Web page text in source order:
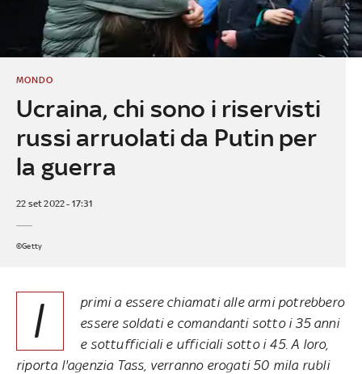
Ucraina, chi sono i riservisti
russi arruolati da Putin per
la guerra
MONDO
22 set 2022 - 17:31
©Getty
I
primi a essere chiamati alle armi potrebbero
essere soldati e comandanti sotto i 35 anni
e sottufficiali e ufficiali sotto i 45. A loro,
riporta l'agenzia Tass, verranno erogati 50 mila rubli